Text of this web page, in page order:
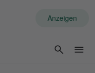
Anzeigen